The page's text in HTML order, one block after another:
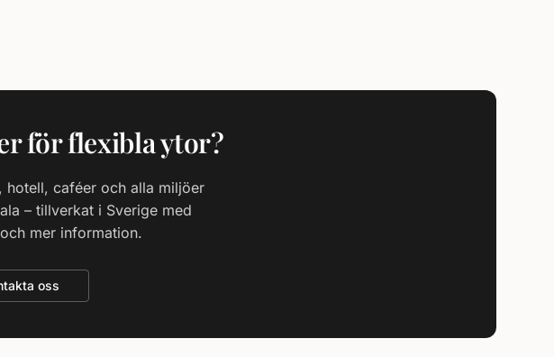
för flexibla ytor?
hotell, caféer och alla miljöer
– tillverkat i Sverige med
mer information.
oss